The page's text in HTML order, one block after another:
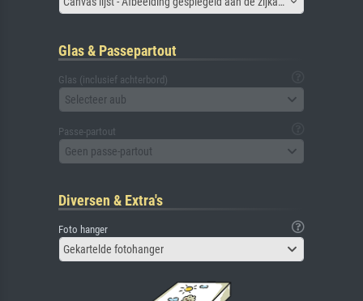
Glas & Passepartout
Glas (inclusief achterbord)
Selecteer aub
Passe-partout
Geen passe-partout
Diversen & Extra's
Foto hanger
Gekartelde fotohanger